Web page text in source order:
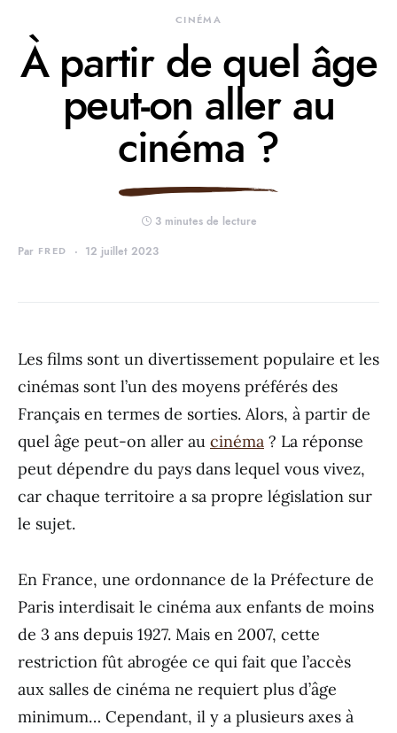
CINÉMA
À partir de quel âge
peut-on aller au
cinéma ?
3 minutes de lecture
Par FRED 12 juillet 2023
Les films sont un divertissement populaire et les
cinémas sont l’un des moyens préférés des
Français en termes de sorties. Alors, à partir de
quel âge peut-on aller au cinéma ? La réponse
peut dépendre du pays dans lequel vous vivez,
car chaque territoire a sa propre législation sur
le sujet.
En France, une ordonnance de la Préfecture de
Paris interdisait le cinéma aux enfants de moins
de 3 ans depuis 1927. Mais en 2007, cette
restriction fût abrogée ce qui fait que l’accès
aux salles de cinéma ne requiert plus d’âge
minimum… Cependant, il y a plusieurs axes à